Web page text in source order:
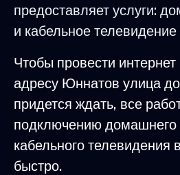
предоставляет услуги:
и кабельное телевидение
Чтобы провести интернет
адресу Юннатов улица
придется ждать, все
подключению домашнего
кабельного телевидения
быстро.